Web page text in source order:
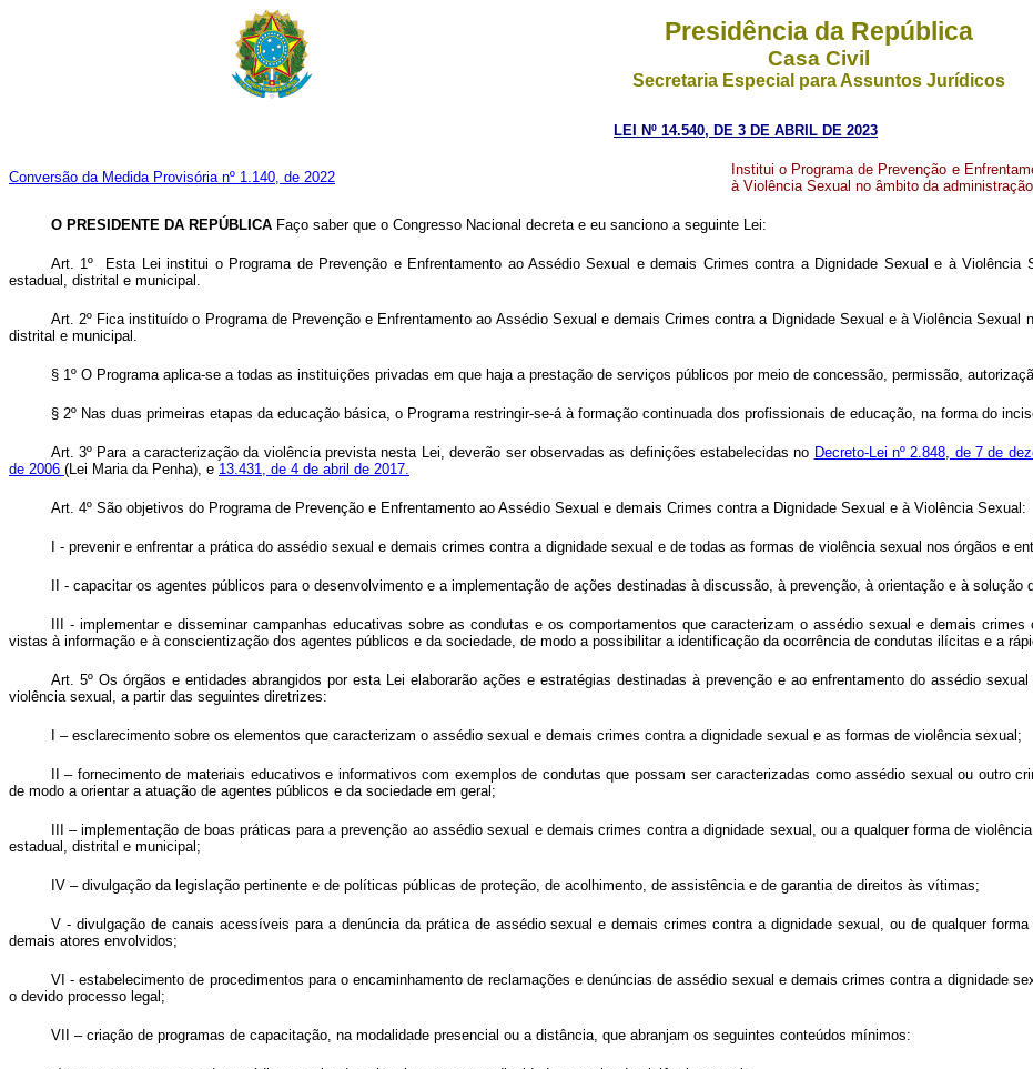
Presidência da República
Casa Civil
Secretaria Especial para Assuntos Jurídicos
LEI Nº 14.540, DE 3 DE ABRIL DE 2023
Conversão da Medida Provisória nº 1.140, de 2022
Institui o Programa de Prevenção e
à Violência Sexual no âmbito da
O PRESIDENTE DA REPÚBLICA Faço saber que o Congresso Nacional decreta e eu sanciono a seguinte Lei:
Art. 1º Esta Lei institui o Programa de Prevenção e Enfrentamento ao Assédio Sexual e demais Crimes contra a Dignidade Sexual e à Violência
estadual, distrital e municipal.
Art. 2º Fica instituído o Programa de Prevenção e Enfrentamento ao Assédio Sexual e demais Crimes contra a Dignidade Sexual e à Violência
distrital e municipal.
§ 1º O Programa aplica-se a todas as instituições privadas em que haja a prestação de serviços públicos por meio de concessão, permissão,
§ 2º Nas duas primeiras etapas da educação básica, o Programa restringir-se-á à formação continuada dos profissionais de educação, na forma do
Art. 3º Para a caracterização da violência prevista nesta Lei, deverão ser observadas as definições estabelecidas no Decreto-Lei nº 2.848, de 7 de
de 2006 (Lei Maria da Penha), e 13.431, de 4 de abril de 2017.
Art. 4º São objetivos do Programa de Prevenção e Enfrentamento ao Assédio Sexual e demais Crimes contra a Dignidade Sexual e à Violência Sexual:
I - prevenir e enfrentar a prática do assédio sexual e demais crimes contra a dignidade sexual e de todas as formas de violência sexual nos órgãos e
II - capacitar os agentes públicos para o desenvolvimento e a implementação de ações destinadas à discussão, à prevenção, à orientação e à
III - implementar e disseminar campanhas educativas sobre as condutas e os comportamentos que caracterizam o assédio sexual e demais
vistas à informação e à conscientização dos agentes públicos e da sociedade, de modo a possibilitar a identificação da ocorrência de condutas ilícitas e a
Art. 5º Os órgãos e entidades abrangidos por esta Lei elaborarão ações e estratégias destinadas à prevenção e ao enfrentamento do assédio
violência sexual, a partir das seguintes diretrizes:
I – esclarecimento sobre os elementos que caracterizam o assédio sexual e demais crimes contra a dignidade sexual e as formas de violência sexual;
II – fornecimento de materiais educativos e informativos com exemplos de condutas que possam ser caracterizadas como assédio sexual ou outro
de modo a orientar a atuação de agentes públicos e da sociedade em geral;
III – implementação de boas práticas para a prevenção ao assédio sexual e demais crimes contra a dignidade sexual, ou a qualquer forma de
estadual, distrital e municipal;
IV – divulgação da legislação pertinente e de políticas públicas de proteção, de acolhimento, de assistência e de garantia de direitos às vítimas;
V - divulgação de canais acessíveis para a denúncia da prática de assédio sexual e demais crimes contra a dignidade sexual, ou de qualquer
demais atores envolvidos;
VI - estabelecimento de procedimentos para o encaminhamento de reclamações e denúncias de assédio sexual e demais crimes contra a dignidade
o devido processo legal;
VII – criação de programas de capacitação, na modalidade presencial ou a distância, que abranjam os seguintes conteúdos mínimos: